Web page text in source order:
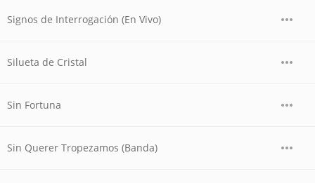
Signos de Interrogación (En Vivo)
Silueta de Cristal
Sin Fortuna
Sin Querer Tropezamos (Banda)